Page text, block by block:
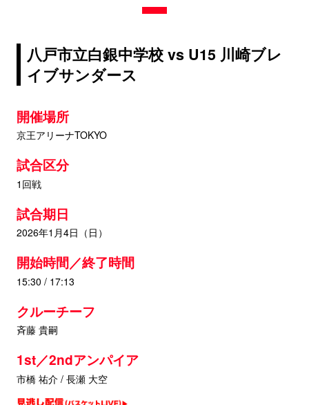
八戸市立白銀中学校 vs U15 川崎ブレ
イブサンダース
開催場所
京王アリーナTOKYO
試合区分
1回戦
試合期日
2026年1月4日（日）
開始時間／終了時間
15:30 / 17:13
クルーチーフ
斉藤 貴嗣
1st／2ndアンパイア
市橋 祐介 / 長瀬 大空